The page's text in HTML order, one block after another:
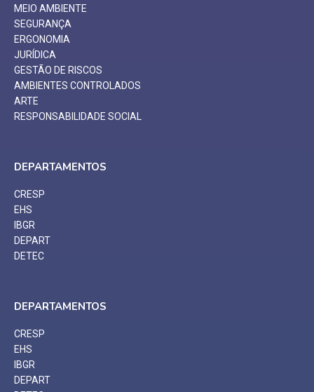
MEIO AMBIENTE
SEGURANÇA
ERGONOMIA
JURÍDICA
GESTÃO DE RISCOS
AMBIENTES CONTROLADOS
ARTE
RESPONSABILIDADE SOCIAL
DEPARTAMENTOS
CRESP
EHS
IBGR
DEPART
DETEC
DEPARTAMENTOS
CRESP
EHS
IBGR
DEPART